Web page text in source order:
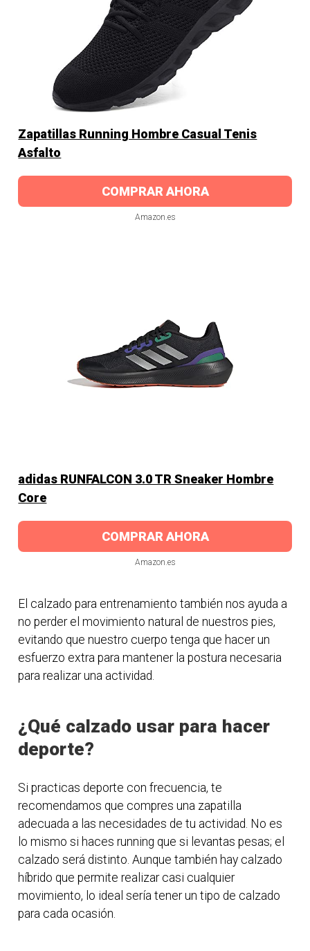
Zapatillas Running Hombre Casual Tenis
Asfalto
COMPRAR AHORA
Amazon.es
adidas RUNFALCON 3.0 TR Sneaker Hombre
Core
COMPRAR AHORA
Amazon.es
El calzado para entrenamiento también nos ayuda a
no perder el movimiento natural de nuestros pies,
evitando que nuestro cuerpo tenga que hacer un
esfuerzo extra para mantener la postura necesaria
para realizar una actividad.
¿Qué calzado usar para hacer
deporte?
Si practicas deporte con frecuencia, te
recomendamos que compres una zapatilla
adecuada a las necesidades de tu actividad. No es
lo mismo si haces running que si levantas pesas; el
calzado será distinto. Aunque también hay calzado
híbrido que permite realizar casi cualquier
movimiento, lo ideal sería tener un tipo de calzado
para cada ocasión.